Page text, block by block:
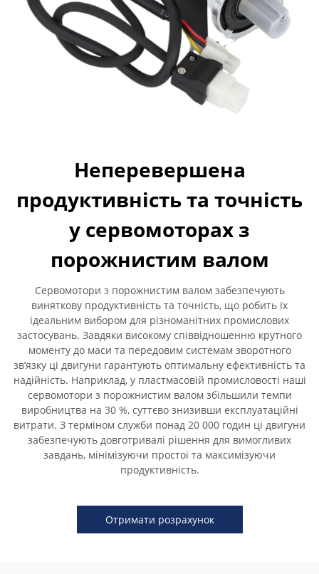
Неперевершена
продуктивність та точність
у сервомоторах з
порожнистим валом
Сервомотори з порожнистим валом забезпечують
виняткову продуктивність та точність, що робить їх
ідеальним вибором для різноманітних промислових
застосувань. Завдяки високому співвідношенню крутного
моменту до маси та передовим системам зворотного
зв’язку ці двигуни гарантують оптимальну ефективність та
надійність. Наприклад, у пластмасовій промисловості наші
сервомотори з порожнистим валом збільшили темпи
виробництва на 30 %, суттєво знизивши експлуатаційні
витрати. З терміном служби понад 20 000 годин ці двигуни
забезпечують довготривалі рішення для вимогливих
завдань, мінімізуючи простої та максимізуючи
продуктивність.
Отримати розрахунок